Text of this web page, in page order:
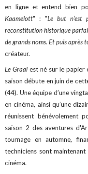
en ligne et entend bien
Kaamelott" : "Le but n’est
reconstitution historique
de grands noms. Et puis après
créateur.
Le Graal est né sur le papier
saison débute en juin de
(44). Une équipe d’une
en cinéma, ainsi qu’une
réunissent bénévolement
saison 2 des aventures
tournage en automne,
techniciens sont
cinéma.